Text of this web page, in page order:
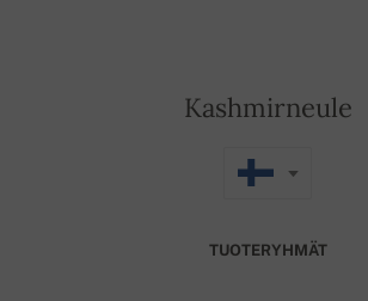
Kashmirneule
TUOTERYHMÄT